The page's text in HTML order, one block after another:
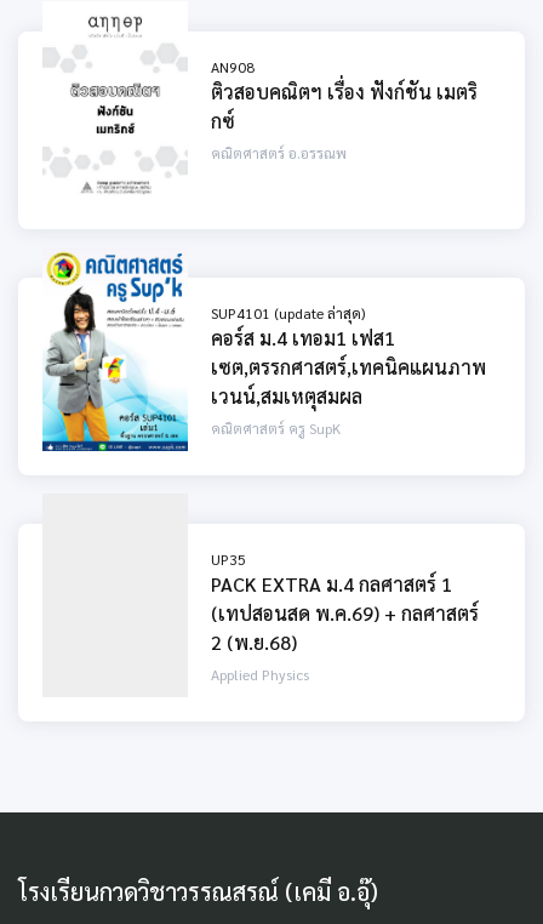
AN908
ติวสอบคณิตฯ เรื่อง ฟังก์ชัน เมตริ
กซ์
คณิตศาสตร์ อ.อรรณพ
SUP4101 (update ล่าสุด)
คอร์ส ม.4 เทอม1 เฟส1
เซต,ตรรกศาสตร์,เทคนิคแผนภาพ
เวนน์,สมเหตุสมผล
คณิตศาสตร์ ครู SupK
UP35
PACK EXTRA ม.4 กลศาสตร์ 1
(เทปสอนสด พ.ค.69) + กลศาสตร์
2 (พ.ย.68)
Applied Physics
โรงเรียนกวดวิชาวรรณสรณ์ (เคมี อ.อุ๊)